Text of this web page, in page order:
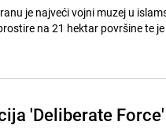
je najveći vojni muzej u
na 21 hektar površine te
'Deliberate Force'